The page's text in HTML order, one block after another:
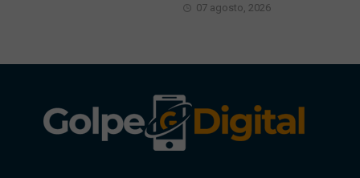
07 agosto, 2026